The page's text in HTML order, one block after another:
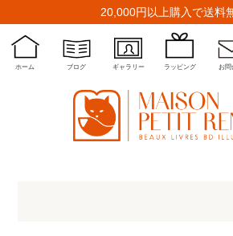
20,000円以上購入で送料
ホーム ブログ ギャラリー ラッピング お問